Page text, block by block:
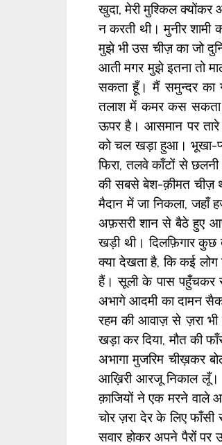
खुदा, मेरी मुश्किल क्योंकर
न करती थी। मुनीर शामी
मुझे भी उस चीज़ का जो
आती मगर मुझे इतना तो
सकता हूँ। मैं समुन्दर का
तलाश में कमर कस सकता
ऊपर है। आसमान पर
को चल खड़ा हुआ। भूखा-
फिरा, तलवे काँटों से छलनी
की सबसे बेश-क़ीमत चीज़
मैदान में जा निकला, जहाँ
अफ़सरी शान से बैठे हुए
खड़ी थी। दिलफ़िगार
क्या देखता है, कि कई
हैं। सूली के पास पहुँचकर
अभागे आदमी का दामन
रहम की आवाज़ से ज़रा
खड़ा कर दिया, मौत की
अभागा मुजरिम चीख़कर
आख़िरी आरजू निकाल लूँ।
क़ाजियों ने एक मरने वाले
चोर ज़रा देर के लिए
सवार होकर अपने पैरों पर